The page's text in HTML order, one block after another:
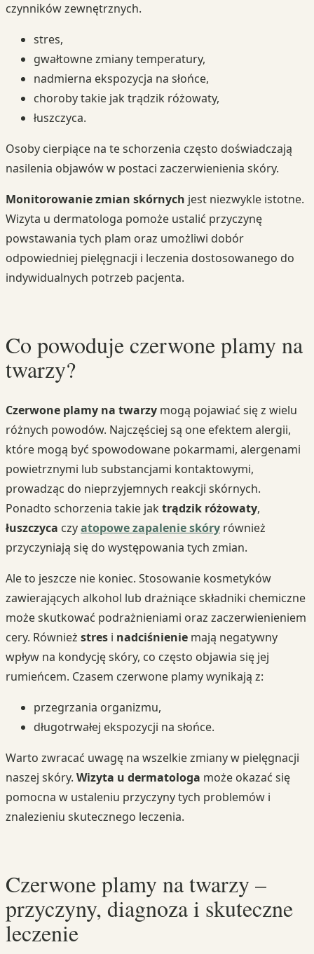
czynników zewnętrznych.
stres,
gwałtowne zmiany temperatury,
nadmierna ekspozycja na słońce,
choroby takie jak trądzik różowaty,
łuszczyca.
Osoby cierpiące na te schorzenia często doświadczają
nasilenia objawów w postaci zaczerwienienia skóry.
Monitorowanie zmian skórnych jest niezwykle istotne.
Wizyta u dermatologa pomoże ustalić przyczynę
powstawania tych plam oraz umożliwi dobór
odpowiedniej pielęgnacji i leczenia dostosowanego do
indywidualnych potrzeb pacjenta.
Co powoduje czerwone plamy na
twarzy?
Czerwone plamy na twarzy mogą pojawiać się z wielu
różnych powodów. Najczęściej są one efektem alergii,
które mogą być spowodowane pokarmami, alergenami
powietrznymi lub substancjami kontaktowymi,
prowadząc do nieprzyjemnych reakcji skórnych.
Ponadto schorzenia takie jak trądzik różowaty,
łuszczyca czyatopowe zapalenie skóry również
przyczyniają się do występowania tych zmian.
Ale to jeszcze nie koniec. Stosowanie kosmetyków
zawierających alkohol lub drażniące składniki chemiczne
może skutkować podrażnieniami oraz zaczerwienieniem
cery. Również stres i nadciśnienie mają negatywny
wpływ na kondycję skóry, co często objawia się jej
rumieńcem. Czasem czerwone plamy wynikają z:
przegrzania organizmu,
długotrwałej ekspozycji na słońce.
Warto zwracać uwagę na wszelkie zmiany w pielęgnacji
naszej skóry. Wizyta u dermatologa może okazać się
pomocna w ustaleniu przyczyny tych problemów i
znalezieniu skutecznego leczenia.
Czerwone plamy na twarzy –
przyczyny, diagnoza i skuteczne
leczenie